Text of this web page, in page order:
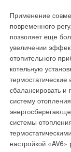
Применение
повременного
позволяет еще
увеличении
отопительного
котельную
сбалансировать и
систему
системы
настройкой «AV6»